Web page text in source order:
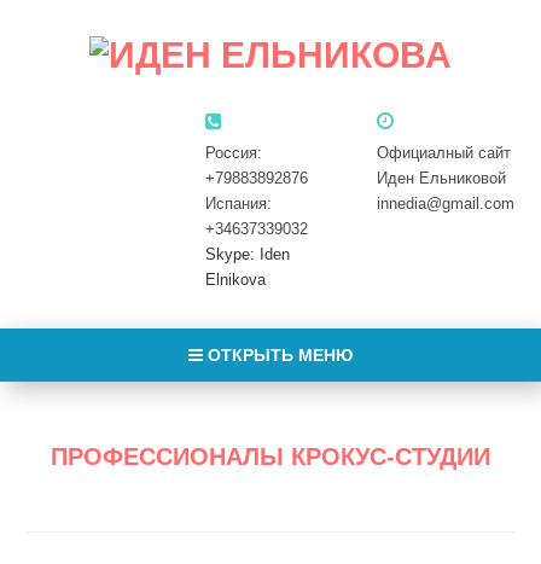
Официалный сайт
Иден Ельниковой
innedia@gmail.com
Россия:
+79883892876
Испания:
+34637339032
Skype: Iden
Elnikova
ОТКРЫТЬ МЕНЮ
ПРОФЕССИОНАЛЫ КРОКУС-СТУДИИ